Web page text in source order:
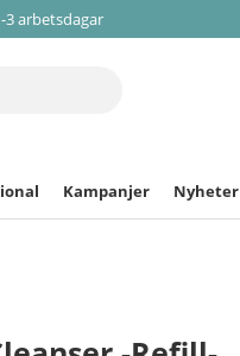
3 arbetsdagar
Kampanjer Nyheter